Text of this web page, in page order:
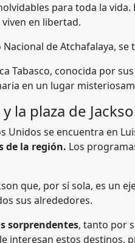
para toda la
en libertad.
de Atchafalaya, se
Tabasco, conocida por
en un lugar
la plaza de
Unidos se encuentra en
de la región. Los
que, por sí sola, es un
sus alrededores.
sorprendentes, tanto por
interesan estos